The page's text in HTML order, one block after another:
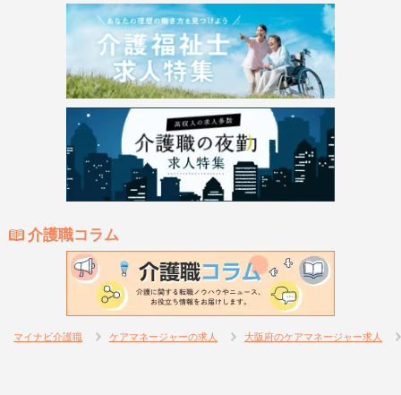
介護職コラム
マイナビ介護職 ケアマネージャーの求人 大阪府のケアマネージャー求人